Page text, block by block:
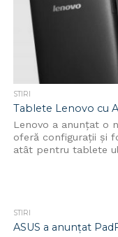
STIRI
Tablete Lenovo cu
Lenovo a anunţat o
oferă configuraţii şi
atât pentru tablete
STIRI
ASUS a anunțat